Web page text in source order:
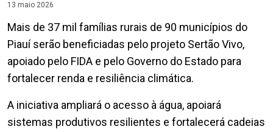
13 maio 2026
Mais de 37 mil famílias rurais de 90 municípios do
Piauí serão beneficiadas pelo projeto Sertão Vivo,
apoiado pelo FIDA e pelo Governo do Estado para
fortalecer renda e resiliência climática.
A iniciativa ampliará o acesso à água, apoiará
sistemas produtivos resilientes e fortalecerá cadeias